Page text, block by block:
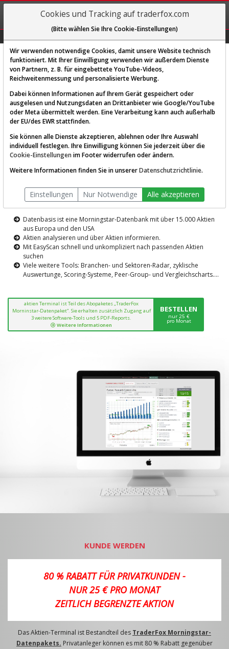
REGIS-
TRIEREN
Diese Funktion ist nur für
AKTIEN-TERMINAL
Die Aktienanalyse-Plattform von
TraderFox
Datenbasis ist eine Morningstar-Datenbank mit über 15.000 Aktien
aus Europa und den USA
Aktien analysieren und über Aktien informieren.
Mit EasyScan schnell und unkompliziert nach passenden Aktien
suchen
Viele weitere Tools: Branchen- und Sektoren-Radar, zyklische
Auswertunge, Scoring-Systeme, Peer-Group- und Vergleichscharts....
aktien Terminal ist Teil des Abopaketes „TraderFox
Morninstar-Datenpaket“. Sie erhalten zusätzlich Zugang auf
3 weitere Software-Tools und 5 PDF-Reports.
Weitere Informationen
BESTELLEN
nur 25 €
pro Monat
KUNDE WERDEN
80 % RABATT FÜR PRIVATKUNDEN -
NUR 25 € PRO MONAT
ZEITLICH BEGRENZTE AKTION
Das Aktien-Terminal ist Bestandteil des TraderFox Morningstar-
Datenpakets. Privatanleger können es mit 80 % Rabatt gegenüber
Cookies und Tracking auf traderfox.com
(Bitte wählen Sie Ihre Cookie-Einstellungen)
Wir verwenden notwendige Cookies, damit unsere Website technisch
funktioniert. Mit Ihrer Einwilligung verwenden wir außerdem Dienste
von Partnern, z. B. für eingebettete YouTube-Videos,
Reichweitenmessung und personalisierte Werbung.
Dabei können Informationen auf Ihrem Gerät gespeichert oder
ausgelesen und Nutzungsdaten an Drittanbieter wie Google/YouTube
oder Meta übermittelt werden. Eine Verarbeitung kann auch außerhalb
der EU/des EWR stattfinden.
Sie können alle Dienste akzeptieren, ablehnen oder Ihre Auswahl
individuell festlegen. Ihre Einwilligung können Sie jederzeit über die
Cookie-Einstellungen im Footer widerrufen oder ändern.
Weitere Informationen finden Sie in unsererDatenschutzrichtlinie.
Einstellungen Nur Notwendige Alle akzeptieren